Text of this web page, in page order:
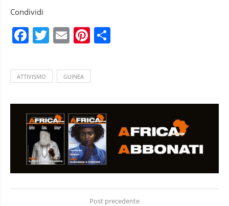
Condividi
Facebook
Twitter
EmailPinterest
ATTIVISMO GUINEA
Post precedente